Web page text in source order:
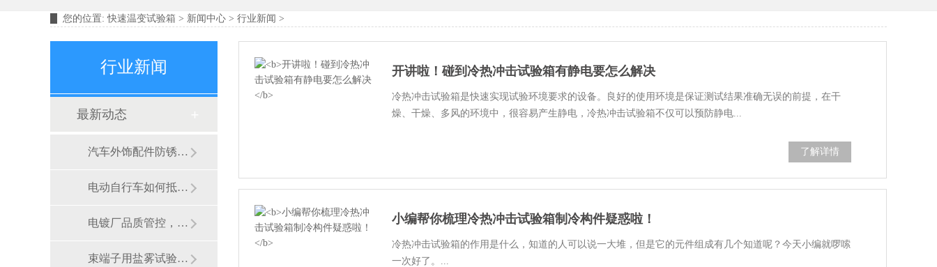
摆管淋雨试验装置
您的位置:快速温变试验箱 > 新闻中心 > 行业新闻 >
行业新闻
最新动态
汽车外饰配件防锈能力，盐雾试验
电动自行车如何抵御盐雾侵蚀？盐
电镀厂品质管控，盐雾试验机常态
束端子用盐雾试验机测试，预防哪
开讲啦！碰到冷热冲击试验箱有静电要怎么解决
冷热冲击试验箱是快速实现试验环境要求的设备。良好的使用环境是保证测试结果准确无误的前提，在干
燥、干燥、多风的环境中，很容易产生静电，冷热冲击试验箱不仅可以预防静电...
了解详情
小编帮你梳理冷热冲击试验箱制冷构件疑惑啦！
冷热冲击试验箱的作用是什么，知道的人可以说一大堆，但是它的元件组成有几个知道呢？今天小编就啰嗦
一次好了。...